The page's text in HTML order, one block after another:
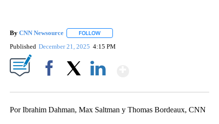
By CNN Newsource FOLLOW
Published December 21, 2025 4:15 PM
Por Ibrahim Dahman, Max Saltman y Thomas Bordeaux, CNN